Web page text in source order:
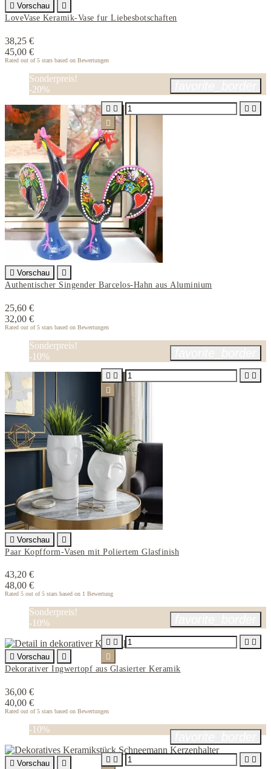
 Vorschau

LoveVase Keramik-Vase fur Liebesbotschaften
38,25 €
45,00 €
Rated out of 5 stars based on Bewertungen
Sonderpreis!
-20%
 Vorschau

Authentischer Singender Barcelos-Hahn aus Aluminium
25,60 €
32,00 €
Rated out of 5 stars based on Bewertungen
   

Sonderpreis!
-10%
 Vorschau

Paar Kopfform-Vasen mit Poliertem Glasfinish
43,20 €
48,00 €
Rated 5 out of 5 stars based on 1 Bewertung
   

Sonderpreis!
-10%
 Vorschau

Dekorativer Ingwertopf aus Glasierter Keramik
36,00 €
40,00 €
Rated out of 5 stars based on Bewertungen
   

-10%
 Vorschau

   